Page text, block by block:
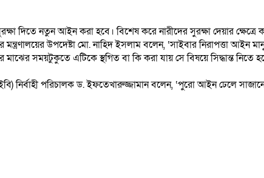
দিতে নতুন আইন করা হবে। বিশেষ করে নারীদের সুরক্ষা দেয়ার
উপদেষ্টা মো. নাহিদ ইসলাম বলেন, ‘সাইবার নিরাপত্তা
মাঝের সময়টুকুতে এটিকে স্থগিত বা কি করা যায় সে বিষয়ে সিদ্ধান্ত
নির্বাহী পরিচালক ড. ইফতেখারুজ্জামান বলেন, ‘পুরো আইন ঢেলে